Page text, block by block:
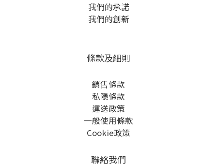
我們的承諾
我們的創新
條款及細則
銷售條款
私隱條款
運送政策
一般使用條款
Cookie政策
聯絡我們